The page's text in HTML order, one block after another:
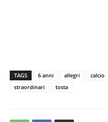
TAGS 6 anni allegri calcio
straordinari
tosta